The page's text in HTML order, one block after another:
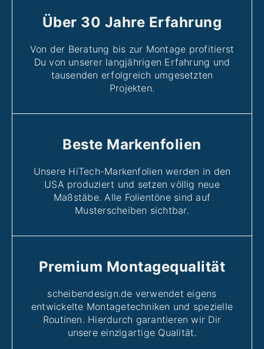
Über 30 Jahre Erfahrung
Von der Beratung bis zur Montage profitierst
Du von unserer langjährigen Erfahrung und
tausenden erfolgreich umgesetzten
Projekten.
Beste Markenfolien
Unsere HiTech-Markenfolien werden in den
USA produziert und setzen völlig neue
Maßstäbe. Alle Folientöne sind auf
Musterscheiben sichtbar.
Premium Montagequalität
scheibendesign.de verwendet eigens
entwickelte Montagetechniken und spezielle
Routinen. Hierdurch garantieren wir Dir
unsere einzigartige Qualität.